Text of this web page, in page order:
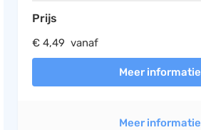
Prijs
€ 4,49 vanaf
Meer informatie
Meer informatie